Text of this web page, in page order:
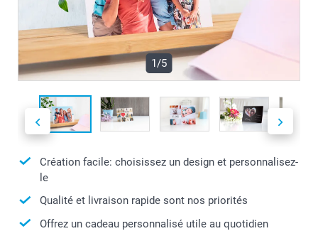
1/5
Création facile: choisissez un design et personnalisez-
le
Qualité et livraison rapide sont nos priorités
Offrez un cadeau personnalisé utile au quotidien